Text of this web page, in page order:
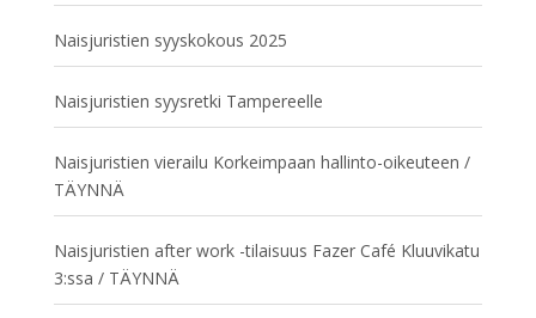
Naisjuristien syyskokous 2025
Naisjuristien syysretki Tampereelle
Naisjuristien vierailu Korkeimpaan hallinto-oikeuteen /
TÄYNNÄ
Naisjuristien after work -tilaisuus Fazer Café Kluuvikatu
3:ssa / TÄYNNÄ